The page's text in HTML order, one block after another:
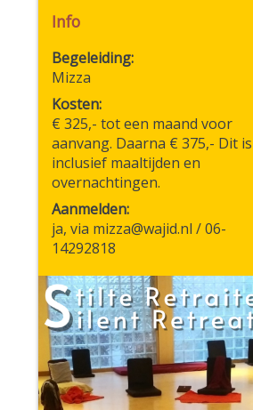
Info
Begeleiding
Mizza
Kosten
€ 325,- tot een maand voor
aanvang. Daarna € 375,- Dit is
inclusief maaltijden en
overnachtingen.
Aanmelden
ja, via mizza@wajid.nl / 06-
14292818